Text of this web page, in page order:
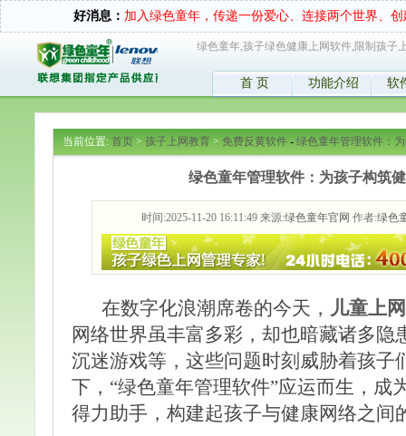
好消息： 加入绿色童年，传递一份爱心、连接两个世界、
绿色童年,孩子绿色健康上网软件,限制孩子
首 页 功能介绍 软
当前位置: 首页> 孩子上网教育> 免费反黄软件 - 绿色童年管理软件：
绿色童年管理软件：为孩子构筑
时间:2025-11-20 16:11:49 来源:绿色童年官网 作者:绿色
在数字化浪潮席卷的今天， 儿童上网
网络世界虽丰富多彩，却也暗藏诸多隐
沉迷游戏等，这些问题时刻威胁着孩子
下，“绿色童年管理软件”应运而生，成
得力助手，构建起孩子与健康网络之间